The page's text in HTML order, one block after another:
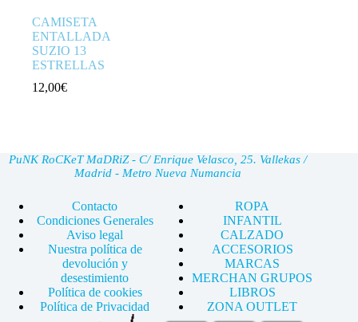
CAMISETA
ENTALLADA
SUZIO 13
ESTRELLAS
12,00€
PuNK RoCKeT MaDRiZ - C/ Enrique Velasco, 25. Vallekas /
Madrid - Metro Nueva Numancia
Contacto
Condiciones Generales
Aviso legal
Nuestra política de
devolución y
desestimiento
Política de cookies
Política de Privacidad
ROPA
INFANTIL
CALZADO
ACCESORIOS
MARCAS
MERCHAN GRUPOS
LIBROS
ZONA OUTLET